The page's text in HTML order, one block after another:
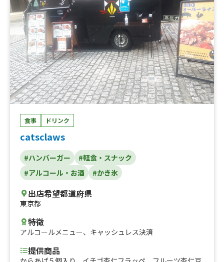
食事 ドリンク
catsclaws
#ハンバーガー
#軽食・スナック
#アルコール・お酒
#かき氷
出店希望都道府県
東京都
特徴
アルコールメニュー、 キャッシュレス決済
提供商品